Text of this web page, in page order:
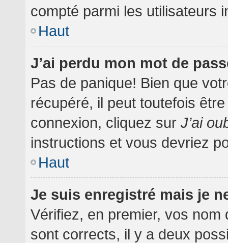
compté parmi les utilisateurs
Haut
J’ai perdu mon mot de
Pas de panique! Bien que
récupéré, il peut toutefois
connexion, cliquez sur J’ai
instructions et vous devriez
Haut
Je suis enregistré mais je
Vérifiez, en premier, vos nom
sont corrects, il y a deux